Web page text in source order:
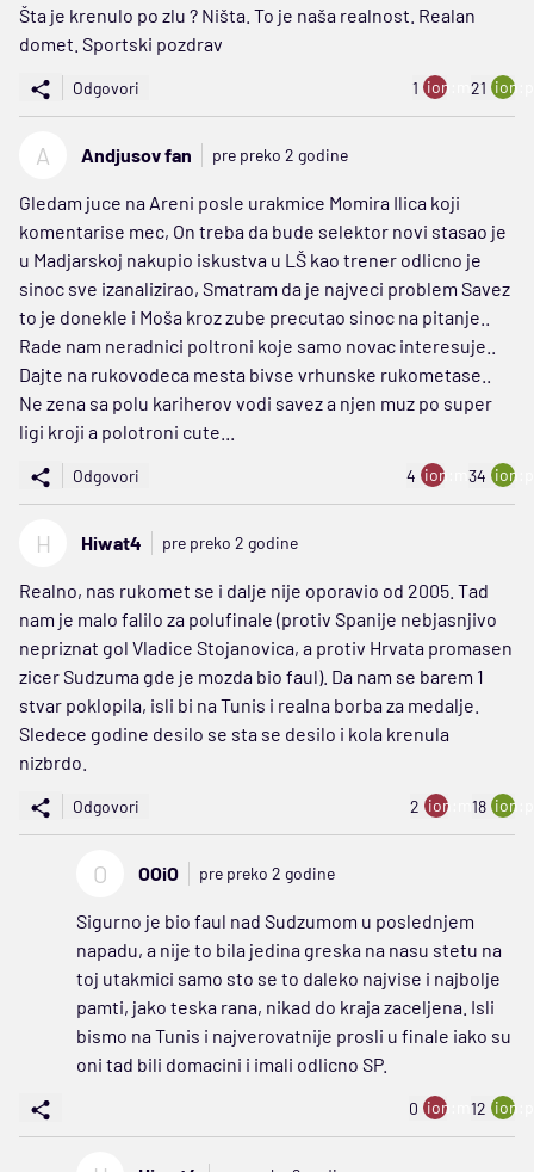
Šta je krenulo po zlu ? Ništa. To je naša realnost. Realan
domet. Sportski pozdrav
Odgovori 1 ion:minus
21
A Andjusov fan pre preko 2 godine
Gledam juce na Areni posle urakmice Momira Ilica koji
komentarise mec, On treba da bude selektor novi stasao je
u Madjarskoj nakupio iskustva u LŠ kao trener odlicno je
sinoc sve izanalizirao, Smatram da je najveci problem Savez
to je donekle i Moša kroz zube precutao sinoc na pitanje..
Rade nam neradnici poltroni koje samo novac interesuje..
Dajte na rukovodeca mesta bivse vrhunske rukometase..
Ne zena sa polu kariherov vodi savez a njen muz po super
ligi kroji a polotroni cute...
Odgovori 4 ion:minus
34
H Hiwat4 pre preko 2 godine
Realno, nas rukomet se i dalje nije oporavio od 2005. Tad
nam je malo falilo za polufinale (protiv Spanije nebjasnjivo
nepriznat gol Vladice Stojanovica, a protiv Hrvata promasen
zicer Sudzuma gde je mozda bio faul). Da nam se barem 1
stvar poklopila, isli bi na Tunis i realna borba za medalje.
Sledece godine desilo se sta se desilo i kola krenula
nizbrdo.
Odgovori 2 ion:minus
18
O OOiO pre preko 2 godine
Sigurno je bio faul nad Sudzumom u poslednjem
napadu, a nije to bila jedina greska na nasu stetu na
toj utakmici samo sto se to daleko najvise i najbolje
pamti, jako teska rana, nikad do kraja zaceljena. Isli
bismo na Tunis i najverovatnije prosli u finale iako su
oni tad bili domacini i imali odlicno SP.
0 ion:minus
12